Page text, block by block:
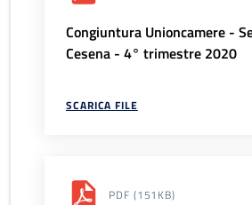
Congiuntura Unioncamere -
Cesena - 4° trimestre 2020
SCARICA FILE
PDF (151KB)